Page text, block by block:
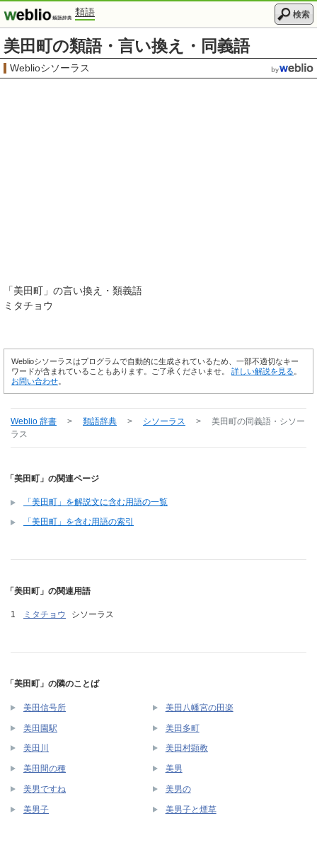
類語 検索
美田町の類語・言い換え・同義語
Weblioシソーラス
「美田町 」の言い換え・類義語
ミタチョウ
Weblioシソーラスはプログラムで自動的に生成されているため、一部不適切なキー
ワードが含まれていることもあります。ご了承くださいませ。 詳しい解説を見る
お問い合わせ
Weblio 辞書 > 類語辞典 > シソーラス > 美田町の同義語・シソー
ラス
「美田町」の関連ページ
「美田町」を解説文に含む用語の一覧
「美田町」を含む用語の索引
「美田町」の関連用語
ミタチョウ シソーラス
「美田町」の隣のことば
美田信号所 美田八幡宮の田楽
美田園駅 美田多町
美田川 美田村顕教
美田間の種 美男
美男ですね 美男の
美男子 美男子と煙草